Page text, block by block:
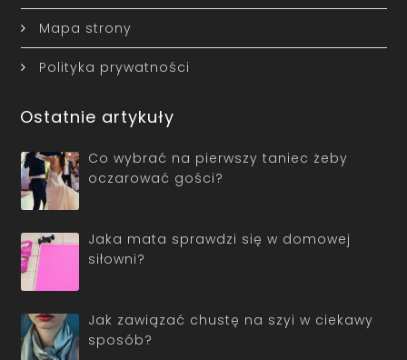
Mapa strony
Polityka prywatności
Ostatnie artykuły
Co wybrać na pierwszy taniec żeby
oczarować gości?
Jaka mata sprawdzi się w domowej
siłowni?
Jak zawiązać chustę na szyi w ciekawy
sposób?